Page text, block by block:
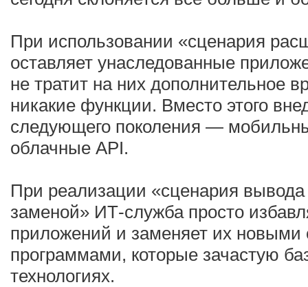
При использовании «сценария
оставляет унаследованные
не тратит на них дополнительное
никакие функции. Вместо этого
следующего поколения —
облачные API.
При реализации «сценария вывода
заменой» ИТ-служба просто
приложений и заменяет их новыми
программами, которые зачастую
технологиях.